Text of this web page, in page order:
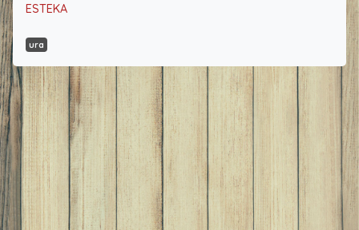
ESTEKA
ura